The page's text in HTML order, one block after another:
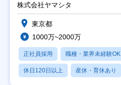
株式会社ヤマシタ
東京都
1000万~2000万
正社員採用 職種・業界未経験OK
休日120日以上 産休・育休あり